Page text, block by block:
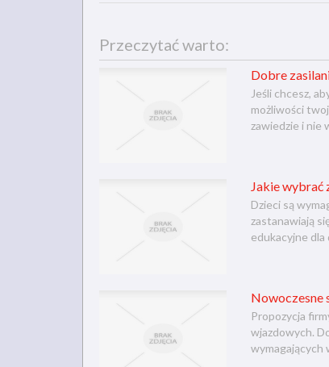
Przeczytać warto:
Dobre
Jeśli chcesz,
możliwości
zawiedzie i nie
Jakie wybrać
Dzieci są
zastanawiają
edukacyjne dla
Nowoczesne
Propozycja
wjazdowych.
wymagających